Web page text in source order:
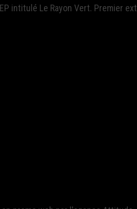
intitulé Le Rayon Vert. Premier